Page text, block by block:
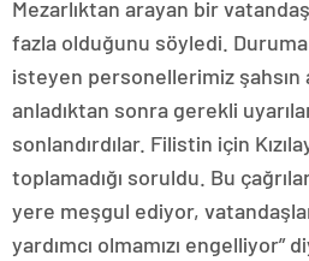
Mezarlıktan arayan bir
fazla olduğunu söyledi.
isteyen personellerimiz şahsın
anladıktan sonra gerekli
sonlandırdılar. Filistin için
toplamadığı soruldu. Bu
yere meşgul ediyor,
yardımcı olmamızı engelliyor”